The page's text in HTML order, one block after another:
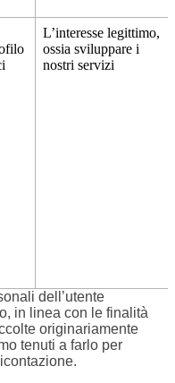
L’interesse legittimo,
ossia sviluppare i
nostri servizi
dell’utente
in linea con le finalità
originariamente
tenuti a farlo per